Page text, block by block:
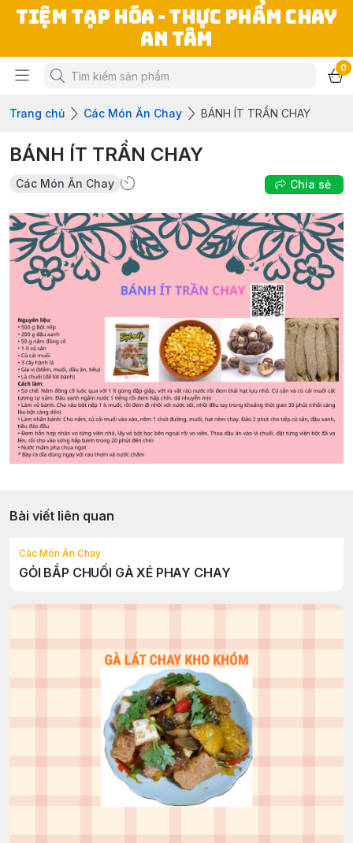
TIỆM TẠP HÓA - THỰC PHẨM CHAY
AN TÂM
0
Trang chủ Các Món Ăn Chay BÁNH ÍT TRẦN CHAY
BÁNH ÍT TRẦN CHAY
Các Món Ăn Chay Chia sẻ
Bài viết liên quan
Các Món Ăn Chay
GỎI BẮP CHUỐI GÀ XÉ PHAY CHAY